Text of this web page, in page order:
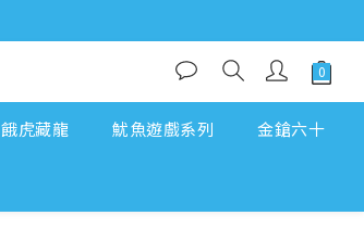
餓虎藏龍 魷魚遊戲系列 金鎗六十